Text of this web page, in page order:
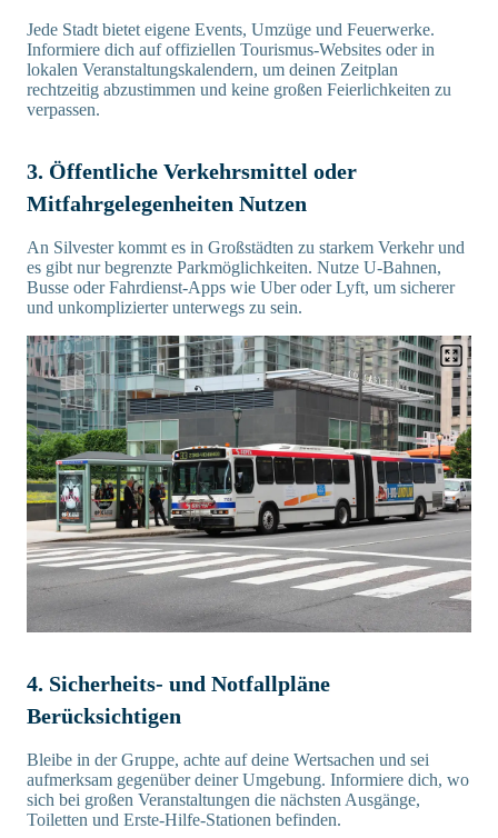
Jede Stadt bietet eigene Events, Umzüge und Feuerwerke.
Informiere dich auf offiziellen Tourismus-Websites oder in
lokalen Veranstaltungskalendern, um deinen Zeitplan
rechtzeitig abzustimmen und keine großen Feierlichkeiten zu
verpassen.
3. Öffentliche Verkehrsmittel oder
Mitfahrgelegenheiten Nutzen
An Silvester kommt es in Großstädten zu starkem Verkehr und
es gibt nur begrenzte Parkmöglichkeiten. Nutze U-Bahnen,
Busse oder Fahrdienst-Apps wie Uber oder Lyft, um sicherer
und unkomplizierter unterwegs zu sein.
4. Sicherheits- und Notfallpläne
Berücksichtigen
Bleibe in der Gruppe, achte auf deine Wertsachen und sei
aufmerksam gegenüber deiner Umgebung. Informiere dich, wo
sich bei großen Veranstaltungen die nächsten Ausgänge,
Toiletten und Erste-Hilfe-Stationen befinden.